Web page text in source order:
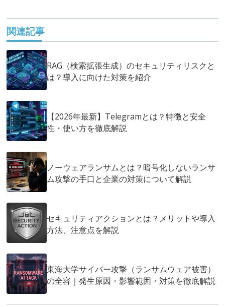
関連記事
RAG（検索拡張生成）のセキュリティリスクと
は？導入に向けた対策を紹介
【2026年最新】Telegramとは？特徴と安全
性・使い方を徹底解説
ノーウェアランサムとは？暗号化しないランサ
ム攻撃の手口と企業の対策について解説
セキュリティアクションとは？メリットや導入
方法、注意点を解説
東海大学サイバー攻撃（ランサムウェア被害）
の全容｜発生原因・影響範囲・対策を徹底解説